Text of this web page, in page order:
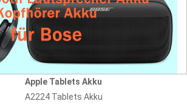
Apple Tablets Akku
A2224 Tablets Akku